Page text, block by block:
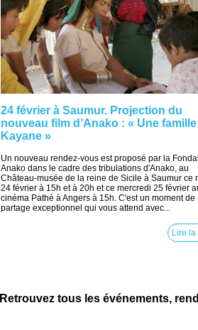
24 février à Saumur. Projection du
nouveau film d’Anako : « Une famille
Kayane »
Un nouveau rendez-vous est proposé par la
Anako dans le cadre des tribulations d'Anako, au
Château-musée de la reine de Sicile à Saumur ce
24 février à 15h et à 20h et ce mercredi 25 février
cinéma Pathé à Angers à 15h. C'est un moment de
partage exceptionnel qui vous attend avec...
Lire la
Retrouvez tous les événements,